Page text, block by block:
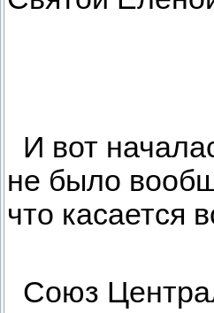
И вот
не было
что касается
Союз